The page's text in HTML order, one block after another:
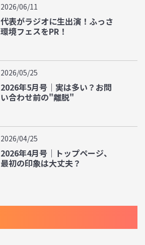
2026/06/11
代表がラジオに生出演！ふっさ
環境フェスをPR！
2026/05/25
2026年5月号｜実は多い？お問
い合わせ前の"離脱"
2026/04/25
2026年4月号｜トップページ、
最初の印象は大丈夫？